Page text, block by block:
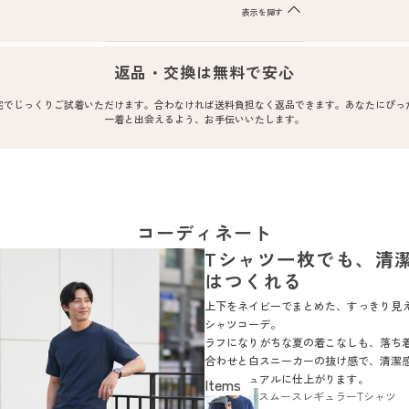
表示を隠す
返品・交換は無料で安心
でじっくりご試着いただけます。合わなければ送料負担なく返品できます。あなたにぴっ
一着と出会えるよう、お手伝いいたします。
コーディネート
Tシャツ一枚でも、清
はつくれる
上下をネイビーでまとめた、すっきり見
シャツコーデ。
ラフになりがちな夏の着こなしも、落ち
合わせと白スニーカーの抜け感で、清潔
大人カジュアルに仕上がります。
スムースレギュラーTシャツ